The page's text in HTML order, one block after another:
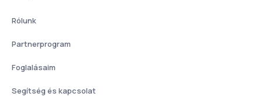
Rólunk
Partnerprogram
Foglalásaim
Segítség és kapcsolat